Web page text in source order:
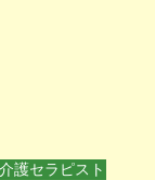
介護セラピスト